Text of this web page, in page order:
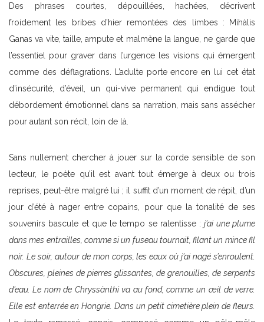
Des phrases courtes, dépouillées, hachées, décrivent
froidement les bribes d’hier remontées des limbes : Mihàlis
Ganas va vite, taille, ampute et malmène la langue, ne garde que
l’essentiel pour graver dans l’urgence les visions qui émergent
comme des déflagrations. L’adulte porte encore en lui cet état
d’insécurité, d’éveil, un qui-vive permanent qui endigue tout
débordement émotionnel dans sa narration, mais sans assécher
pour autant son récit, loin de là.
Sans nullement chercher à jouer sur la corde sensible de son
lecteur, le poète qu’il est avant tout émerge à deux ou trois
reprises, peut-être malgré lui ; il suffit d’un moment de répit, d’un
jour d’été à nager entre copains, pour que la tonalité de ses
souvenirs bascule et que le tempo se ralentisse :j’ai une plume
dans mes entrailles, comme si un fuseau tournait, filant un mince fil
noir. Le soir, autour de mon corps, les eaux où j’ai nagé s’enroulent.
Obscures, pleines de pierres glissantes, de grenouilles, de serpents
d’eau. Le nom de Chryssànthi va au fond, comme un œil de verre.
Elle est enterrée en Hongrie. Dans un petit cimetière plein de fleurs.